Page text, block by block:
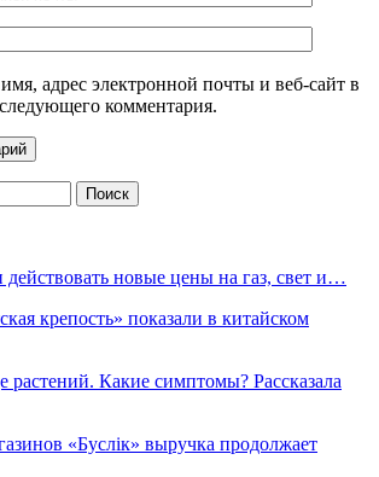
адрес электронной почты и веб-сайт в
комментария.
действовать новые цены на газ, свет и…
крепость» показали в китайском
растений. Какие симптомы? Рассказала
«Буслiк» выручка продолжает